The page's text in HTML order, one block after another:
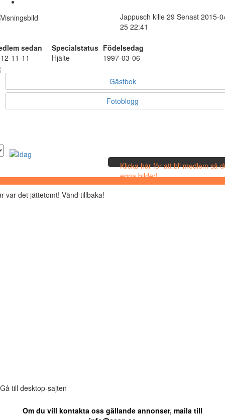
Jappusch kille 29 Senast 2015-
25 22:41
sedan Specialstatus Födelsedag
11-11
Hjälte 1997-03-06
Gästbok
Fotoblogg
Klicka här för att bli medlem så
egna bilder!
var det jättetomt! Vänd tillbaka!
Gå till desktop-sajten
Om du vill kontakta oss gällande annonser, maila till